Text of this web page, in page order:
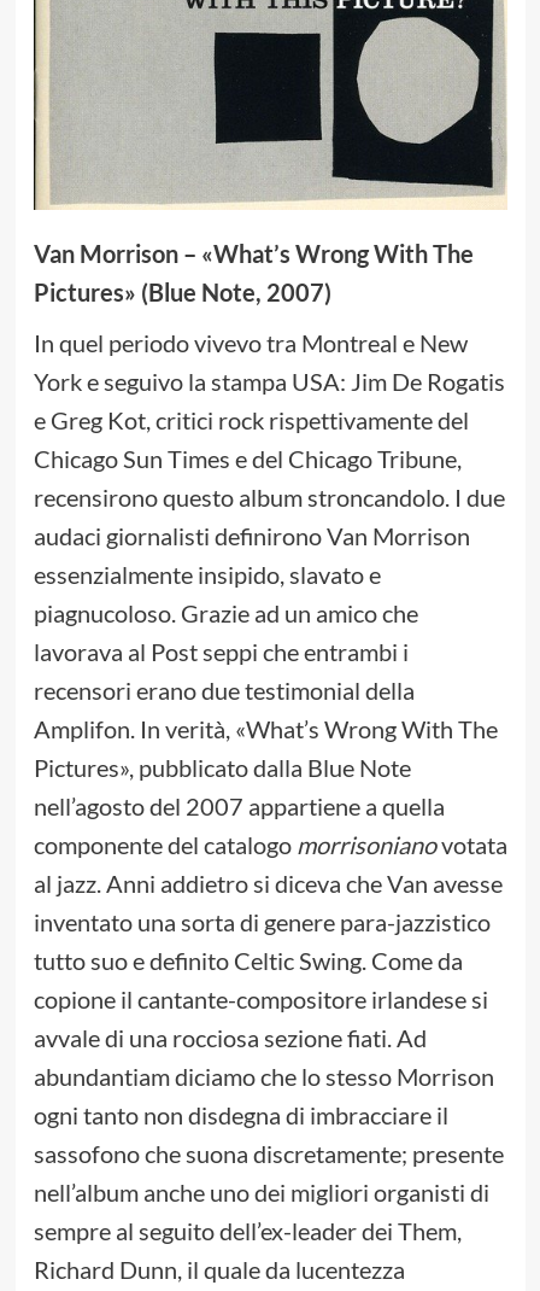
Van Morrison – «What’s Wrong With The
Pictures» (Blue Note, 2007)
In quel periodo vivevo tra Montreal e New
York e seguivo la stampa USA: Jim De Rogatis
e Greg Kot, critici rock rispettivamente del
Chicago Sun Times e del Chicago Tribune,
recensirono questo album stroncandolo. I due
audaci giornalisti definirono Van Morrison
essenzialmente insipido, slavato e
piagnucoloso. Grazie ad un amico che
lavorava al Post seppi che entrambi i
recensori erano due testimonial della
Amplifon. In verità, «What’s Wrong With The
Pictures», pubblicato dalla Blue Note
nell’agosto del 2007 appartiene a quella
componente del catalogo morrisonianovotata
al jazz. Anni addietro si diceva che Van avesse
inventato una sorta di genere para-jazzistico
tutto suo e definito Celtic Swing. Come da
copione il cantante-compositore irlandese si
avvale di una rocciosa sezione fiati. Ad
abundantiam diciamo che lo stesso Morrison
ogni tanto non disdegna di imbracciare il
sassofono che suona discretamente; presente
nell’album anche uno dei migliori organisti di
sempre al seguito dell’ex-leader dei Them,
Richard Dunn, il quale da lucentezza